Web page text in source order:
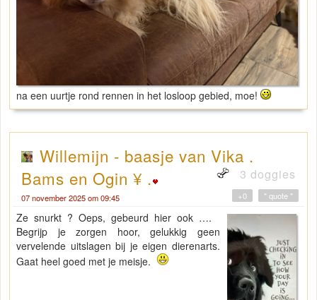
na een uurtje rond rennen in het losloop gebied, moe!
Willemijn - baasje van Vika .
Bams en Ogin ¥ .
3 doggies
07 november 2025 om 09:45 " quote "
+0
Ze snurkt ? Oeps, gebeurd hier ook ….
Begrijp je zorgen hoor, gelukkig geen
vervelende uitslagen bij je eigen dierenarts.
Gaat heel goed met je meisje.